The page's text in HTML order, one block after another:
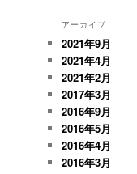
アーカイブ
2021年9月
2021年4月
2021年2月
2017年3月
2016年9月
2016年5月
2016年4月
2016年3月